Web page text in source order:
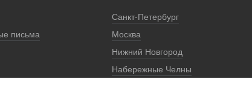
письма
Санкт-Петербург
Москва
Нижний Новгород
Набережные Челны